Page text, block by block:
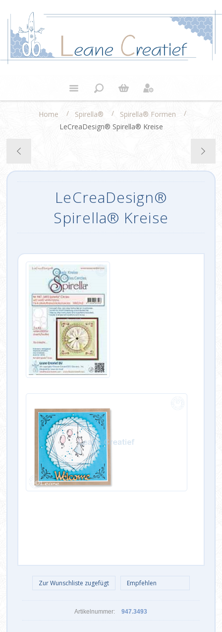
Home / Spirella® / Spirella® Formen
/
LeCreaDesign® Spirella® Kreise
LeCreaDesign®
Spirella® Kreise
Artikelnummer: 947.3493